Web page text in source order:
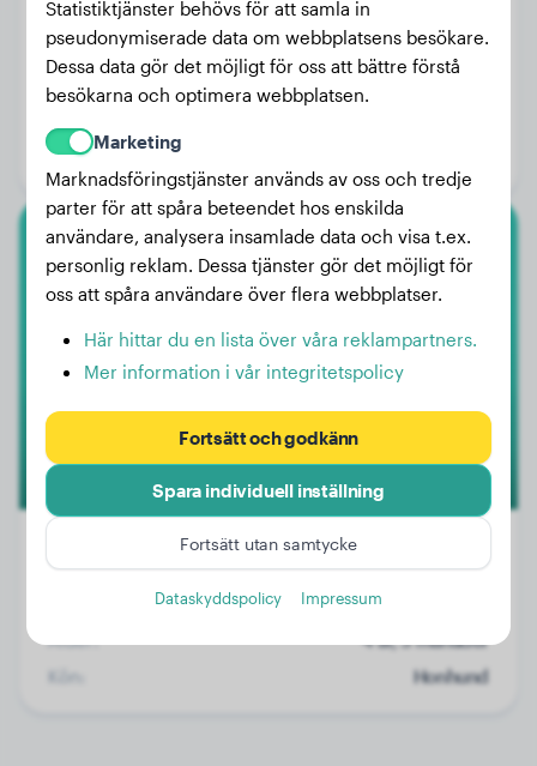
Vikt:
Ålder:
Kön:
Fransk Bulldog
Ålder:
4 år, 3 månader
Kön:
Honhund
Statistiktjänster behövs för att samla in
pseudonymiserade data om webbplatsens besökare.
Dessa data gör det möjligt för oss att bättre förstå
besökarna och optimera webbplatsen.
Marketing
Marknadsföringstjänster används av oss och tredje
parter för att spåra beteendet hos enskilda
användare, analysera insamlade data och visa t.ex.
personlig reklam. Dessa tjänster gör det möjligt för
oss att spåra användare över flera webbplatser.
Här hittar du en lista över våra reklampartners.
Mer information i vår integritetspolicy
Fortsätt och godkänn
Spara individuell inställning
Fortsätt utan samtycke
Dataskyddspolicy Impressum